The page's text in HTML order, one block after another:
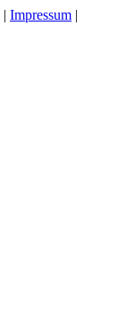
| Impressum |